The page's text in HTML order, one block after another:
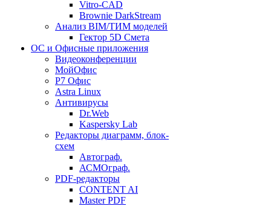
Vitro-CAD
Brownie DarkStream
Анализ BIM/ТИМ моделей
Гектор 5D Смета
ОС и Офисные приложения
Видеоконференции
МойОфис
P7 Офис
Astra Linux
Антивирусы
Dr.Web
Kaspersky Lab
Редакторы диаграмм, блок-
схем
Автограф.
АСМОграф.
PDF-редакторы
CONTENT AI
Master PDF